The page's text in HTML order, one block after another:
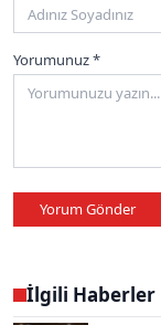
Yorumunuz *
Yorum Gönder
İlgili Haberler